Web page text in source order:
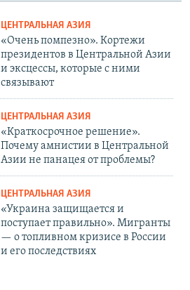
ЦЕНТРАЛЬНАЯ АЗИЯ
«Очень помпезно». Кортежи
президентов в Центральной Азии
и эксцессы, которые с ними
связывают
ЦЕНТРАЛЬНАЯ АЗИЯ
«Краткосрочное решение».
Почему амнистии в Центральной
Азии не панацея от проблемы?
ЦЕНТРАЛЬНАЯ АЗИЯ
«Украина защищается и
поступает правильно». Мигранты
— о топливном кризисе в России
и его последствиях